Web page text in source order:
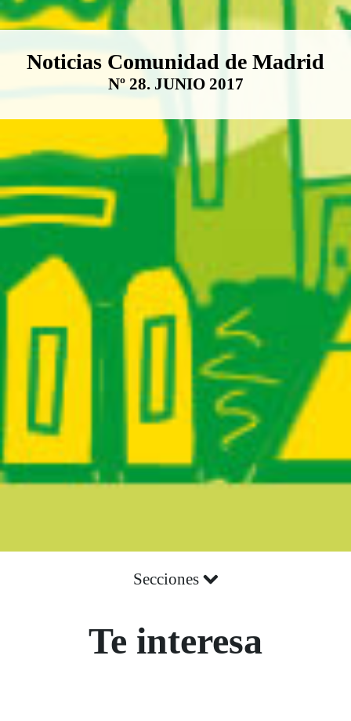
Boletín Noticias Comunidad de
Noticias Comunidad de Madrid
Nº 28. JUNIO 2017
Secciones
Te interesa